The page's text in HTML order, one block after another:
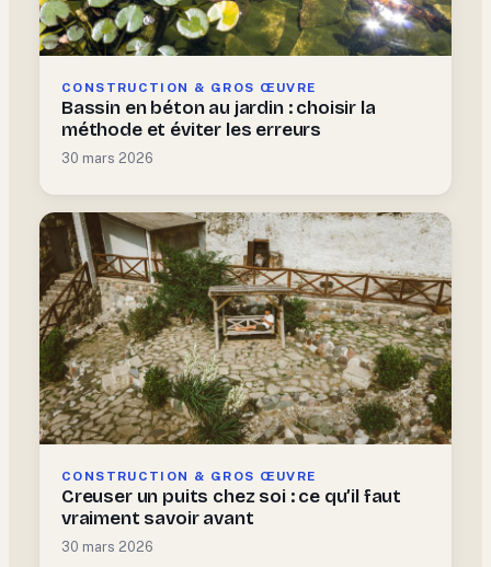
CONSTRUCTION & GROS ŒUVRE
Bassin en béton au jardin : choisir la
méthode et éviter les erreurs
30 mars 2026
CONSTRUCTION & GROS ŒUVRE
Creuser un puits chez soi : ce qu’il faut
vraiment savoir avant
30 mars 2026